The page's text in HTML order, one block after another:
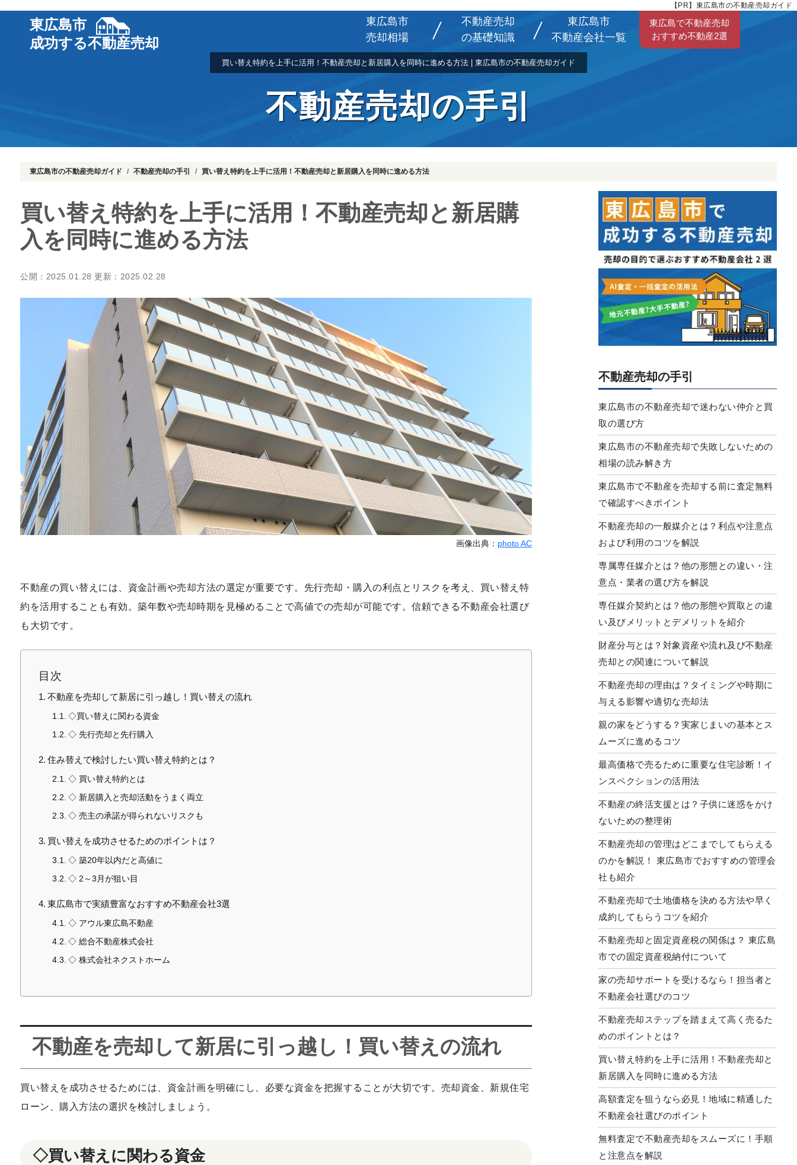
【PR】東広島市の不動産売却ガイド
東広島市
成功する不動産売却
東広島市
売却相場
不動産売却
の基礎知識
東広島市
不動産会社一覧
東広島で不動産売却
おすすめ不動産2選
買い替え特約を上手に活用！不動産売却と新居購入を同時に進める方法 | 東広島市の不動産売却ガイド
不動産売却の手引
東広島市の不動産売却ガイド 不動産売却の手引 買い替え特約を上手に活用！不動産売却と新居購入を同時に進める方法
買い替え特約を上手に活用！不動産売却と新居購
入を同時に進める方法
公開：2025.01.28 更新：2025.02.28
画像出典： photo AC
不動産の買い替えには、資金計画や売却方法の選定が重要です。先行売却・購入の利点とリスクを考え、買い替え特
約を活用することも有効。築年数や売却時期を見極めることで高値での売却が可能です。信頼できる不動産会社選び
も大切です。
目次
不動産を売却して新居に引っ越し！買い替えの流れ
◇買い替えに関わる資金
◇ 先行売却と先行購入
住み替えで検討したい買い替え特約とは？
◇ 買い替え特約とは
◇ 新居購入と売却活動をうまく両立
◇ 売主の承諾が得られないリスクも
買い替えを成功させるためのポイントは？
◇ 築20年以内だと高値に
◇ 2～3月が狙い目
東広島市で実績豊富なおすすめ不動産会社3選
◇ アウル東広島不動産
◇ 総合不動産株式会社
◇ 株式会社ネクストホーム
不動産を売却して新居に引っ越し！買い替えの流れ
買い替えを成功させるためには、資金計画を明確にし、必要な資金を把握することが大切です。売却資金、新規住宅
ローン、購入方法の選択を検討しましょう。
◇買い替えに関わる資金
不動産売却の手引
東広島市の不動産売却で迷わない仲介と買
取の選び方
東広島市の不動産売却で失敗しないための
相場の読み解き方
東広島市で不動産を売却する前に査定無料
で確認すべきポイント
不動産売却の一般媒介とは？利点や注意点
および利用のコツを解説
専属専任媒介とは？他の形態との違い・注
意点・業者の選び方を解説
専任媒介契約とは？他の形態や買取との違
い及びメリットとデメリットを紹介
財産分与とは？対象資産や流れ及び不動産
売却との関連について解説
不動産売却の理由は？タイミングや時期に
与える影響や適切な売却法
親の家をどうする？実家じまいの基本とス
ムーズに進めるコツ
最高価格で売るために重要な住宅診断！イ
ンスペクションの活用法
不動産の終活支援とは？子供に迷惑をかけ
ないための整理術
不動産売却の管理はどこまでしてもらえる
のかを解説！ 東広島市でおすすめの管理会
社も紹介
不動産売却で土地価格を決める方法や早く
成約してもらうコツを紹介
不動産売却と固定資産税の関係は？ 東広島
市での固定資産税納付について
家の売却サポートを受けるなら！担当者と
不動産会社選びのコツ
不動産売却ステップを踏まえて高く売るた
めのポイントとは？
買い替え特約を上手に活用！不動産売却と
新居購入を同時に進める方法
高額査定を狙うなら必見！地域に精通した
不動産会社選びのポイント
無料査定で不動産売却をスムーズに！手順
と注意点を解説